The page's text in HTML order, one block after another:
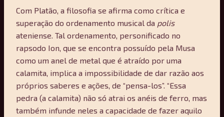
Com Platão, a filosofia se afirma como crítica e
superação do ordenamento musical da polis
ateniense. Tal ordenamento, personificado no
rapsodo Ion, que se encontra possuído pela Musa
como um anel de metal que é atraído por uma
calamita, implica a impossibilidade de dar razão aos
próprios saberes e ações, de “pensa-los”. “Essa
pedra (a calamita) não só atrai os anéis de ferro, mas
também infunde neles a capacidade de fazer aquilo